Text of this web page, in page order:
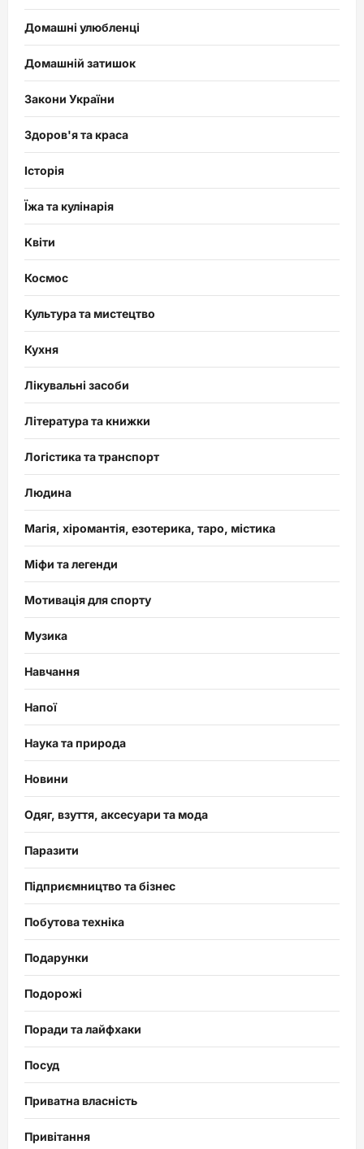
Домашні улюбленці
Домашній затишок
Закони України
Здоров'я та краса
Історія
Їжа та кулінарія
Квіти
Космос
Культура та мистецтво
Кухня
Лікувальні засоби
Література та книжки
Логістика та транспорт
Людина
Магія, хіромантія, езотерика, таро, містика
Міфи та легенди
Мотивація для спорту
Музика
Навчання
Напої
Наука та природа
Новини
Одяг, взуття, аксесуари та мода
Паразити
Підприємництво та бізнес
Побутова техніка
Подарунки
Подорожі
Поради та лайфхаки
Посуд
Приватна власність
Привітання